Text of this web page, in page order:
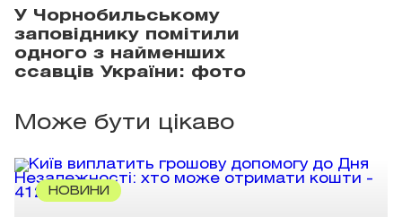
У Чорнобильському
заповіднику помітили
одного з найменших
ссавців України: фото
Може бути цікаво
НОВИНИ